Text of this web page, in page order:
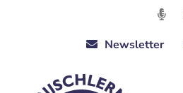
Newsletter